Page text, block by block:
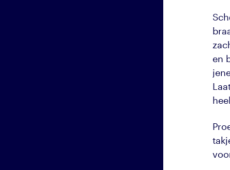
en